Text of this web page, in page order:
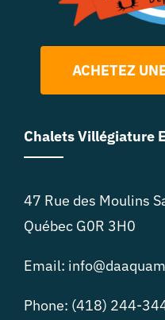
ACHETEZ
Chalets Villégiature
47 Rue des Moulins
Québec G0R 3H0
Email:
Phone: (418) 244-